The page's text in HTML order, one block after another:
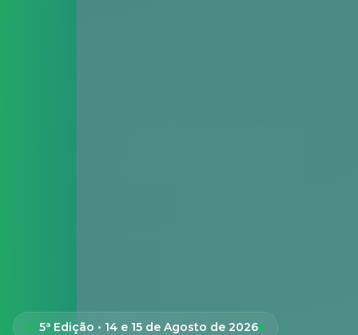
5ª Edição • 14 e 15 de Agosto de 2026